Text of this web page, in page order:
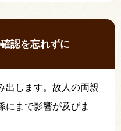
認を忘れずに
出します。故人の両親
にまで影響が及びま